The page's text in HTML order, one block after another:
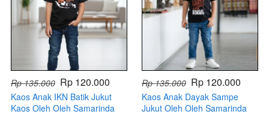
Rp 135.000 Rp 120.000
Kaos Anak IKN Batik Jukut
Kaos Oleh Oleh Samarinda
Rp 135.000 Rp 120.000
Kaos Anak Dayak Sampe
Jukut Oleh Oleh Samarinda